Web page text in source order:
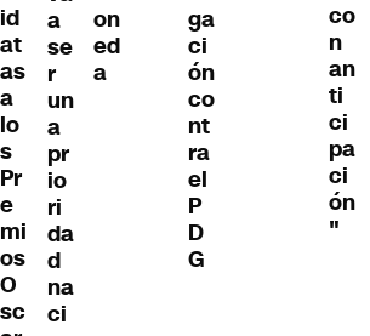
id
at
as
a
lo
s
Pr
e
mi
os
O
sc
a
se
r
un
a
pr
io
ri
da
d
na
ci
on
ed
a
ga
ci
ón
co
nt
ra
el
P
D
G
co
n
an
ti
ci
pa
ci
ón
"